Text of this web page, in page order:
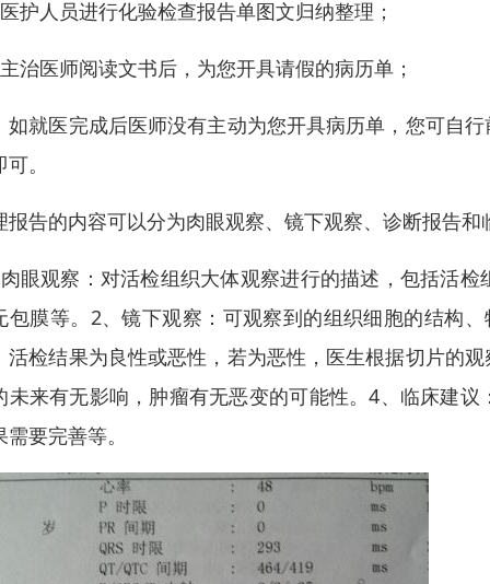
护人员进行化验检查报告单图文归纳整理；
治医师阅读文书后，为您开具请假的病历单；
如就医完成后医师没有主动为您开具病历单，您可自
。
报告的内容可以分为肉眼观察、镜下观察、诊断报告和
眼观察：对活检组织大体观察进行的描述，包括活
包膜等。2、镜下观察：可观察到的组织细胞的结构
活检结果为良性或恶性，若为恶性，医生根据切片的
未来有无影响，肿瘤有无恶变的可能性。4、临床建
需要完善等。